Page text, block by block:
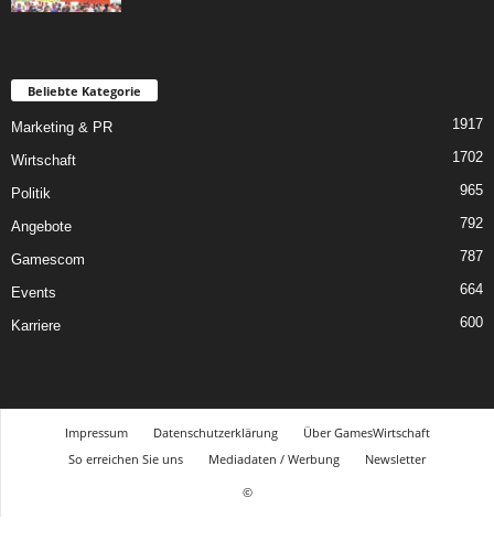
Beliebte Kategorie
Marketing & PR 1917
Wirtschaft 1702
Politik 965
Angebote 792
Gamescom 787
Events 664
Karriere 600
Impressum Datenschutzerklärung
Über GamesWirtschaft
So erreichen Sie uns
Mediadaten / Werbung
Newsletter
©